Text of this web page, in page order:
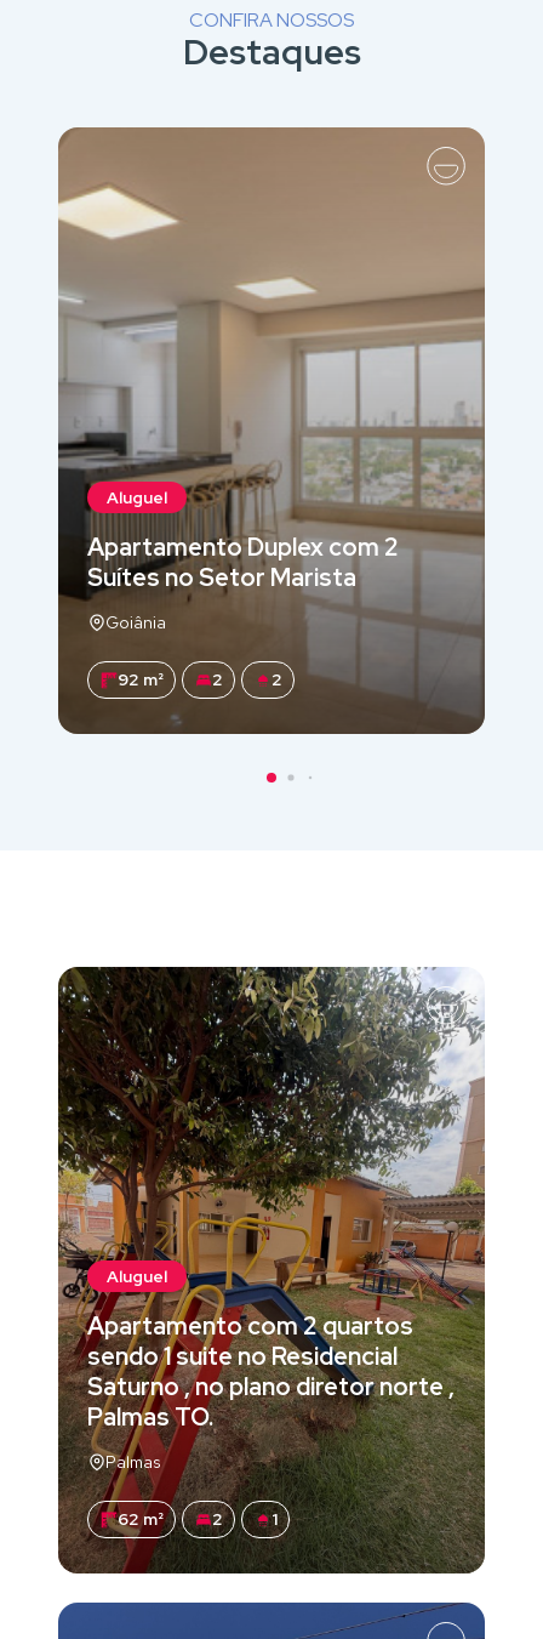
CONFIRA NOSSOS
Destaques
Aluguel
Apartamento Duplex com 2
Suítes no Setor Marista
Goiânia
92 m² 2 2
Aluguel
Apartamento com 2 quartos
sendo 1 suite no Residencial
Saturno , no plano diretor norte ,
Palmas TO.
Palmas
62 m² 2 1